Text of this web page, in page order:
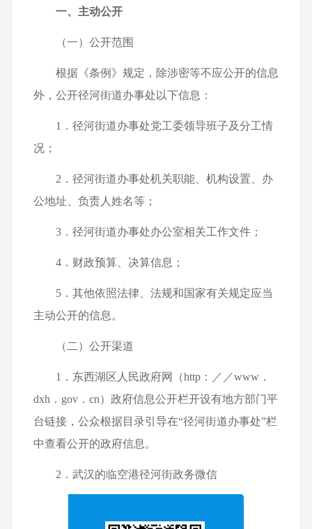
一、主动公开
（一）公开范围
根据《条例》规定，除涉密等不应公开的信息
外，公开径河街道办事处以下信息：
1．径河街道办事处党工委领导班子及分工情
况；
2．径河街道办事处机关职能、机构设置、办
公地址、负责人姓名等；
3．径河街道办事处办公室相关工作文件；
4．财政预算、决算信息；
5．其他依照法律、法规和国家有关规定应当
主动公开的信息。
（二）公开渠道
1．东西湖区人民政府网（http：／／www．
dxh．gov．cn）政府信息公开栏开设有地方部门平
台链接，公众根据目录引导在“径河街道办事处”栏
中查看公开的政府信息。
2．武汉的临空港径河街政务微信